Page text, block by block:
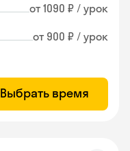
от 1090 ₽ / урок
от 900 ₽ / урок
Выбрать время